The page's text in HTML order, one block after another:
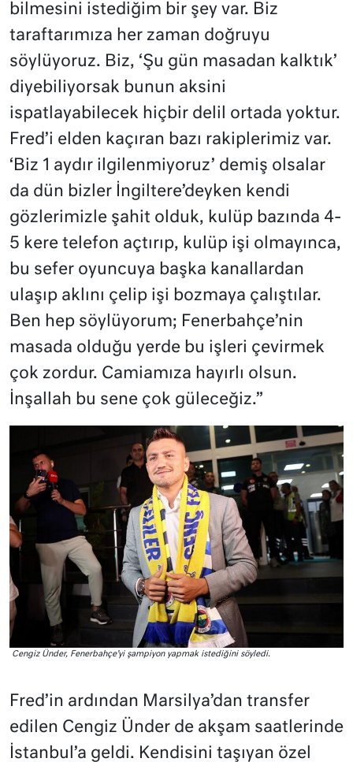
bilmesini istediğim bir şey var. Biz
taraftarımıza her zaman doğruyu
söylüyoruz. Biz, ‘Şu gün masadan kalktık’
diyebiliyorsak bunun aksini
ispatlayabilecek hiçbir delil ortada yoktur.
Fred’i elden kaçıran bazı rakiplerimiz var.
‘Biz 1 aydır ilgilenmiyoruz’ demiş olsalar
da dün bizler İngiltere’deyken kendi
gözlerimizle şahit olduk, kulüp bazında 4-
5 kere telefon açtırıp, kulüp işi olmayınca,
bu sefer oyuncuya başka kanallardan
ulaşıp aklını çelip işi bozmaya çalıştılar.
Ben hep söylüyorum; Fenerbahçe’nin
masada olduğu yerde bu işleri çevirmek
çok zordur. Camiamıza hayırlı olsun.
İnşallah bu sene çok güleceğiz.”
Cengiz Ünder, Fenerbahçe’yi şampiyon yapmak istediğini söyledi.
Fred’in ardından Marsilya’dan transfer
edilen Cengiz Ünder de akşam saatlerinde
İstanbul’a geldi. Kendisini taşıyan özel